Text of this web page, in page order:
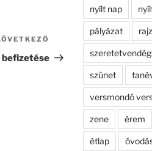
Következő
bejegyzés
befizetése
nyílt nap
pályázat rajz
szünet
versmondó
zene érem
étlap